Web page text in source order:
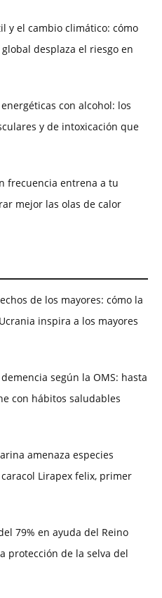
y el cambio climático: cómo
desplaza el riesgo en
con alcohol: los
y de intoxicación que
frecuencia entrena a tu
mejor las olas de calor
de los mayores: cómo la
inspira a los mayores
según la OMS: hasta
con hábitos saludables
amenaza especies
Lirapex felix, primer
79% en ayuda del Reino
protección de la selva del